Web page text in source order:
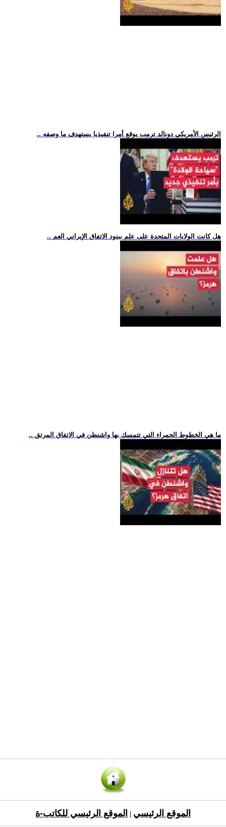
.. الرئيس الأمريكي دونالد ترمب يوقع أمرا تنفيذيا يستهدف ما وصفه
.. هل كانت الولايات المتحدة على علم ببنود الاتفاق الإيراني العم
.. ما هي الخطوط الحمراء التي تتمسك بها واشنطن في الاتفاق المرتق
الموقع الرئيسي الموقع الرئيسي للكاتب-ة